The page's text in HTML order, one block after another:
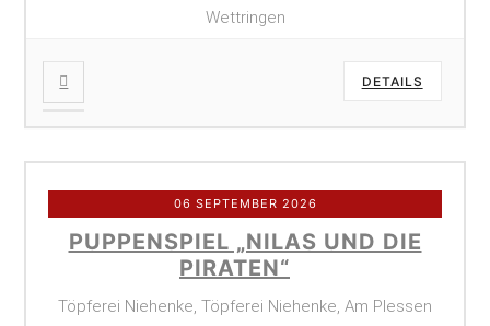
Wettringen
DETAILS
06 SEPTEMBER 2026
PUPPENSPIEL „NILAS UND DIE
PIRATEN“
Töpferei Niehenke, Töpferei Niehenke, Am Plessen